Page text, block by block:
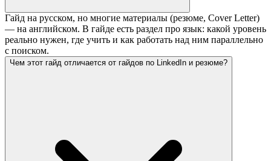
Гайд на русском, но многие материалы (резюме, Cover Letter)
— на английском. В гайде есть раздел про язык: какой уровень
реально нужен, где учить и как работать над ним параллельно
с поиском.
Чем этот гайд отличается от гайдов по LinkedIn и резюме?